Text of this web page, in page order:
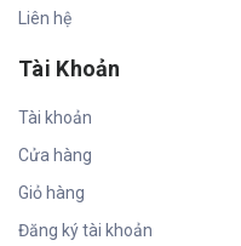
Liên hệ
Tài Khoản
Tài khoản
Cửa hàng
Giỏ hàng
Đăng ký tài khoản